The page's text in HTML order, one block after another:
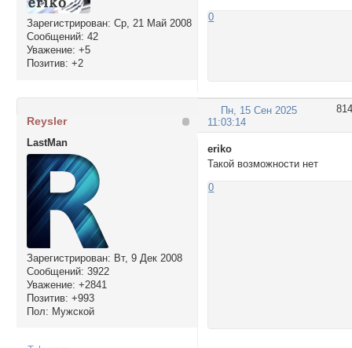
Зарегистрирован: Ср, 21 Май 2008
Сообщений: 42
Уважение: +5
Позитив: +2
0
814
Пн, 15 Сен 2025
11:03:14
Reysler
LastMan
Зарегистрирован: Вт, 9 Дек 2008
Сообщений: 3922
Уважение: +2841
Позитив: +993
Пол: Мужской
eriko
Такой возможности нет
0